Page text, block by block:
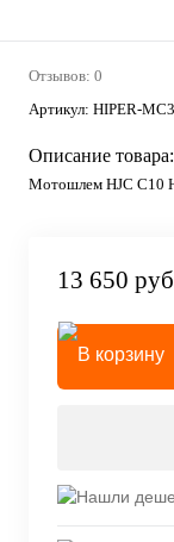
Отзывов: 0
Артикул: HIPER-
Описание товара:
Мотошлем HJC C10
13 650